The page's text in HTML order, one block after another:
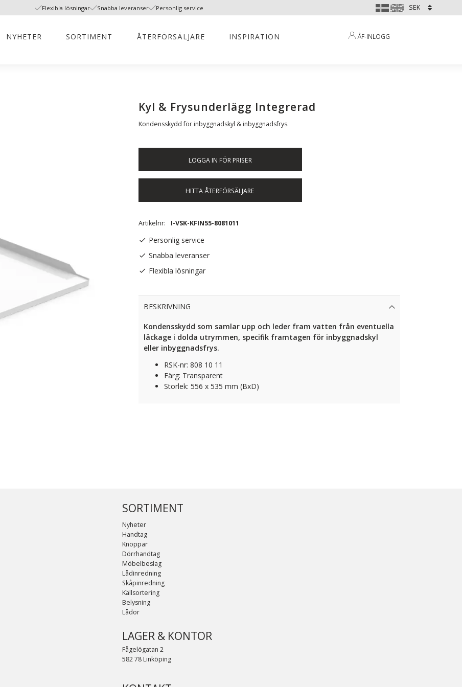
Flexibla lösningar Snabba leveranser Personlig service
NYHETER SORTIMENT ÅTERFÖRSÄLJARE INSPIRATION ÅF-INLOGG
Kyl & Frysunderlägg Integrerad
​Kondensskydd för inbyggnadskyl & inbyggnadsfrys.
LOGGA IN FÖR PRISER
HITTA ÅTERFÖRSÄLJARE
Artikelnr I-VSK-KFIN55-8081011
Personlig service
Snabba leveranser
Flexibla lösningar
BESKRIVNING
Kondensskydd som samlar upp och leder fram vatten från eventuella
läckage i dolda utrymmen, specifik framtagen för inbyggnadskyl
eller inbyggnadsfrys.
RSK-nr: 808 10 11
Färg: Transparent
Storlek: 556 x 535 mm (BxD)
SORTIMENT
Nyheter
Handtag
Knoppar
Dörrhandtag
Möbelbeslag
Lådinredning
Skåpinredning
Källsortering
Belysning
Lådor
LAGER & KONTOR
Fågelögatan 2
582 78 Linköping